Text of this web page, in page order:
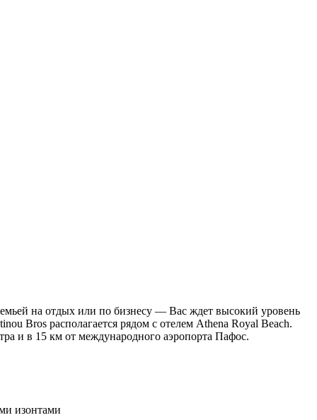
на отдых или по бизнесу — Вас ждет высокий уровень
Bros располагается рядом с отелем Athena Royal Beach.
и в 15 км от международного аэропорта Пафос.
изонтами